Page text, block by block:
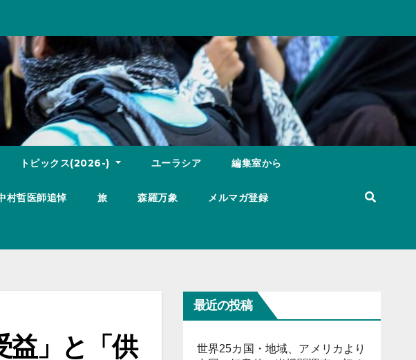
トピックス(2026-) ユーラシア 編集室から
村哲医師追悼 旅 森羅万象 メルマガ登録
益」と「供
最近の投稿
世界25カ国・地域、アメリカより